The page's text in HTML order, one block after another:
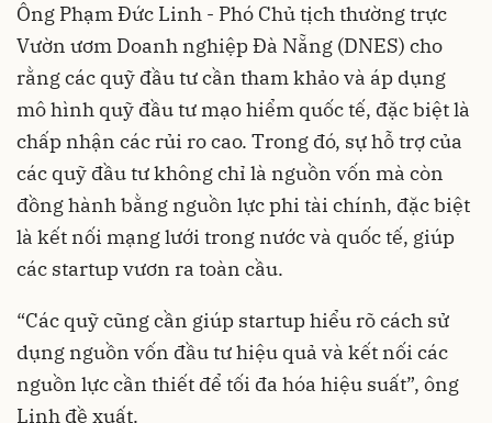
Ông Phạm Đức Linh - Phó Chủ tịch thường trực
Vườn ươm Doanh nghiệp Đà Nẵng (DNES) cho
rằng các quỹ đầu tư cần tham khảo và áp dụng
mô hình quỹ đầu tư mạo hiểm quốc tế, đặc biệt là
chấp nhận các rủi ro cao. Trong đó, sự hỗ trợ của
các quỹ đầu tư không chỉ là nguồn vốn mà còn
đồng hành bằng nguồn lực phi tài chính, đặc biệt
là kết nối mạng lưới trong nước và quốc tế, giúp
các startup vươn ra toàn cầu.
“Các quỹ cũng cần giúp startup hiểu rõ cách sử
dụng nguồn vốn đầu tư hiệu quả và kết nối các
nguồn lực cần thiết để tối đa hóa hiệu suất”, ông
Linh đề xuất.